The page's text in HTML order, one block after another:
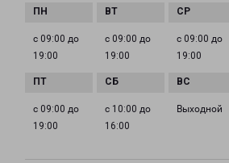
с 09:00 до
19:00
с 09:00 до
19:00
с 09:00 до
19:00
с 09:00 до
19:00
с 10:00 до
16:00
Выходной